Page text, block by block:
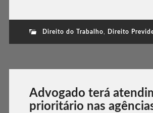
Direito do Trabalho Direito
Advogado terá
prioritário nas